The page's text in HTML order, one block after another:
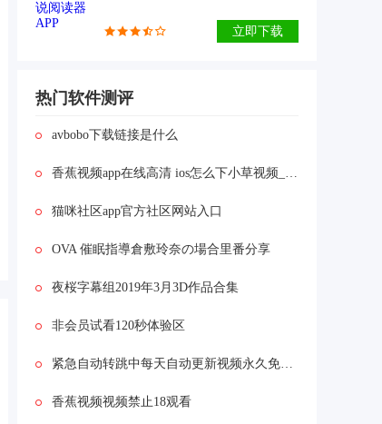
立即下载
热门软件测评
avbobo下载链接是什么
香蕉视频app在线高清 ios怎么下小草视频_免费看黄片儿的视频软件。
猫咪社区app官方社区网站入口
OVA 催眠指導倉敷玲奈の場合里番分享
夜桜字幕组2019年3月3D作品合集
非会员试看120秒体验区
紧急自动转跳中每天自动更新视频永久免费 v1.0
香蕉视频视频禁止18观看